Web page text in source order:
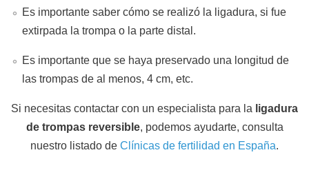
Es importante saber cómo se realizó la ligadura, si fue
extirpada la trompa o la parte distal.
Es importante que se haya preservado una longitud de
las trompas de al menos, 4 cm, etc.
Si necesitas contactar con un especialista para la ligadura
de trompas reversible, podemos ayudarte, consulta
nuestro listado de Clínicas de fertilidad en España.